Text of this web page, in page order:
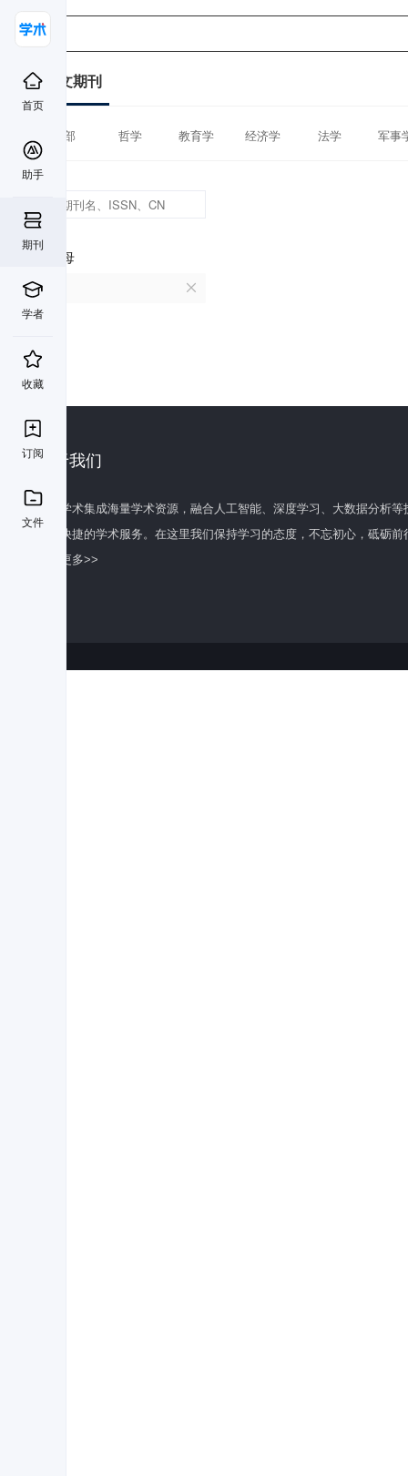
首页
助手
期刊
学者
收藏
订阅
文件
中文期刊
全部 哲学 教育学 经济学 法学 军事
首字母
B
关于我们
百度学术集成海量学术资源，融合人工智能、深度学习、大数据分析
全面快捷的学术服务。在这里我们保持学习的态度，不忘初心，砥砺前
了解更多>>